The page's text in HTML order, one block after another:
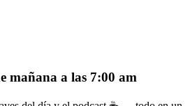
mañana a las 7:00 am